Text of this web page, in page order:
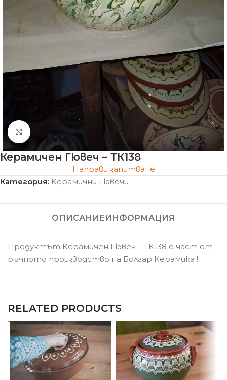
Click to enlarge
Керамичен Гювеч – ТК138
Направи запитване
Категория: Керамични Гювечи
ОПИСАНИЕИНФОРМАЦИЯ
Продуктът Керамичен Гювеч – ТК138 е част от
ръчното производство на Болгар Керамика !
RELATED PRODUCTS